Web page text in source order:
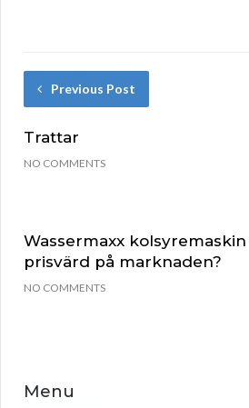
Previous Post
Trattar
NO COMMENTS
Wassermaxx
prisvärd på marknaden?
NO COMMENTS
Menu